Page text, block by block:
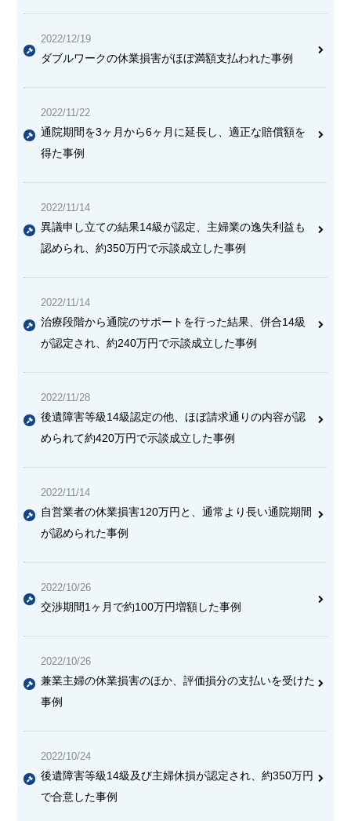
2022/12/19
ダブルワークの休業損害がほぼ満額支払われた事例
2022/11/22
通院期間を3ヶ月から6ヶ月に延長し、適正な賠償額を
得た事例
2022/11/14
異議申し立ての結果14級が認定、主婦業の逸失利益も
認められ、 約350万円で示談成立 した事例
2022/11/14
治療段階から通院のサポートを行った結果、併合14級
が認定され、約240万円で示談成立した事例
2022/11/28
後遺障害等級14級認定の他、 ほぼ請求通りの内容が認
められて約420万円で示談成立 した事例
2022/11/14
自営業者の休業損害120万円と、通常より長い通院期間
が認められた事例
2022/10/26
交渉期間1ヶ月で約100万円増額した事例
2022/10/26
兼業主婦の休業損害のほか、 評価損分の支払いを受けた
事例
2022/10/24
後遺障害等級14級及び主婦休損が認定され、約350万円
で合意した事例